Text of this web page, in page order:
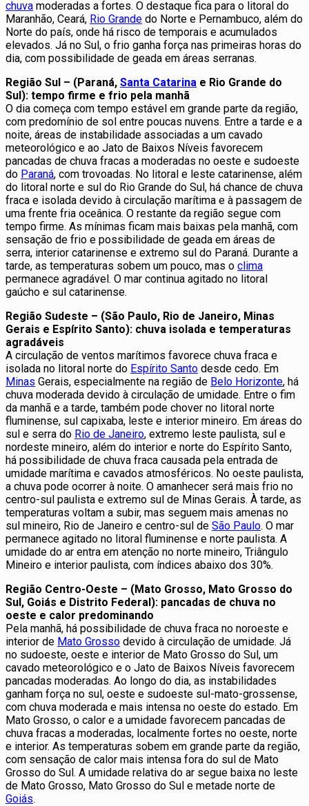
chuva moderadas a fortes. O destaque fica para o litoral do
Maranhão, Ceará, Rio Grande do Norte e Pernambuco, além do
Norte do país, onde há risco de temporais e acumulados
elevados. Já no Sul, o frio ganha força nas primeiras horas do
dia, com possibilidade de geada em áreas serranas.
Região Sul – (Paraná, Santa Catarina e Rio Grande do
Sul): tempo firme e frio pela manhã
O dia começa com tempo estável em grande parte da região,
com predomínio de sol entre poucas nuvens. Entre a tarde e a
noite, áreas de instabilidade associadas a um cavado
meteorológico e ao Jato de Baixos Níveis favorecem
pancadas de chuva fracas a moderadas no oeste e sudoeste
do Paraná, com trovoadas. No litoral e leste catarinense, além
do litoral norte e sul do Rio Grande do Sul, há chance de chuva
fraca e isolada devido à circulação marítima e à passagem de
uma frente fria oceânica. O restante da região segue com
tempo firme. As mínimas ficam mais baixas pela manhã, com
sensação de frio e possibilidade de geada em áreas de
serra, interior catarinense e extremo sul do Paraná. Durante a
tarde, as temperaturas sobem um pouco, mas o clima
permanece agradável. O mar continua agitado no litoral
gaúcho e sul catarinense.
Região Sudeste – (São Paulo, Rio de Janeiro, Minas
Gerais e Espírito Santo): chuva isolada e temperaturas
agradáveis
A circulação de ventos marítimos favorece chuva fraca e
isolada no litoral norte do Espírito Santo desde cedo. Em
Minas Gerais, especialmente na região de Belo Horizonte, há
chuva moderada devido à circulação de umidade. Entre o fim
da manhã e a tarde, também pode chover no litoral norte
fluminense, sul capixaba, leste e interior mineiro. Em áreas do
sul e serra do Rio de Janeiro, extremo leste paulista, sul e
nordeste mineiro, além do interior e norte do Espírito Santo,
há possibilidade de chuva fraca causada pela entrada de
umidade marítima e cavados atmosféricos. No oeste paulista,
a chuva pode ocorrer à noite. O amanhecer será mais frio no
centro-sul paulista e extremo sul de Minas Gerais. À tarde, as
temperaturas voltam a subir, mas seguem mais amenas no
sul mineiro, Rio de Janeiro e centro-sul de São Paulo. O mar
permanece agitado no litoral fluminense e norte paulista. A
umidade do ar entra em atenção no norte mineiro, Triângulo
Mineiro e interior paulista, com índices abaixo dos 30%.
Região Centro-Oeste – (Mato Grosso, Mato Grosso do
Sul, Goiás e Distrito Federal): pancadas de chuva no
oeste e calor predominando
Pela manhã, há possibilidade de chuva fraca no noroeste e
interior de Mato Grosso devido à circulação de umidade. Já
no sudoeste, oeste e interior de Mato Grosso do Sul, um
cavado meteorológico e o Jato de Baixos Níveis favorecem
pancadas moderadas. Ao longo do dia, as instabilidades
ganham força no sul, oeste e sudoeste sul-mato-grossense,
com chuva moderada e mais intensa no oeste do estado. Em
Mato Grosso, o calor e a umidade favorecem pancadas de
chuva fracas a moderadas, localmente fortes no oeste, norte
e interior. As temperaturas sobem em grande parte da região,
com sensação de calor mais intensa fora do sul de Mato
Grosso do Sul. A umidade relativa do ar segue baixa no leste
de Mato Grosso, Mato Grosso do Sul e metade norte de
Goiás.